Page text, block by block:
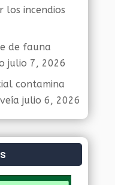
los incendios
de fauna
julio 7, 2026
contamina
julio 6, 2026